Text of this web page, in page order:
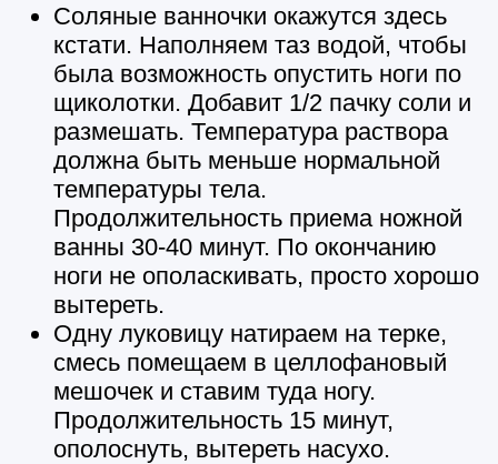
Соляные ванночки окажутся здесь
кстати. Наполняем таз водой, чтобы
была возможность опустить ноги по
щиколотки. Добавит 1/2 пачку соли и
размешать. Температура раствора
должна быть меньше нормальной
температуры тела.
Продолжительность приема ножной
ванны 30-40 минут. По окончанию
ноги не ополаскивать, просто хорошо
вытереть.
Одну луковицу натираем на терке,
смесь помещаем в целлофановый
мешочек и ставим туда ногу.
Продолжительность 15 минут,
ополоснуть, вытереть насухо.